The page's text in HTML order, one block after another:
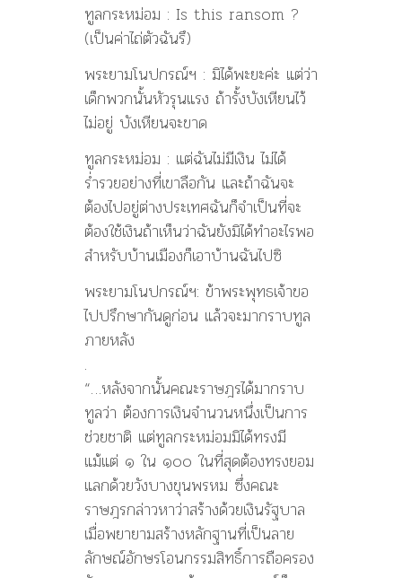
ทูลกระหม่อม : Is this ransom ?
(เป็นค่าไถ่ตัวฉันรึ)
พระยามโนปกรณ์ฯ : มิได้พะยะค่ะ แต่ว่า
เด็กพวกนั้นหัวรุนแรง ถ้ารั้งบังเหียนไว้
ไม่อยู่ บังเหียนจะขาด
ทูลกระหม่อม : แต่ฉันไม่มีเงิน ไม่ได้
ร่ำรวยอย่างที่เขาลือกัน และถ้าฉันจะ
ต้องไปอยู่ต่างประเทศฉันก็จำเป็นที่จะ
ต้องใช้เงินถ้าเห็นว่าฉันยังมิได้ทำอะไรพอ
สำหรับบ้านเมืองก็เอาบ้านฉันไปซิ
พระยามโนปกรณ์ฯ: ข้าพระพุทธเจ้าขอ
ไปปรึกษากันดูก่อน แล้วจะมากราบทูล
ภายหลัง
.
“…หลังจากนั้นคณะราษฎรได้มากราบ
ทูลว่า ต้องการเงินจำนวนหนึ่งเป็นการ
ช่วยชาติ แต่ทูลกระหม่อมมิได้ทรงมี
แม้แต่ ๑ ใน ๑๐๐ ในที่สุดต้องทรงยอม
แลกด้วยวังบางขุนพรหม ซึ่งคณะ
ราษฎรกล่าวหาว่าสร้างด้วยเงินรัฐบาล
เมื่อพยายามสร้างหลักฐานที่เป็นลาย
ลักษณ์อักษรโอนกรรมสิทธิ์การถือครอง